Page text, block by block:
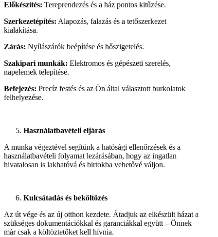
Előkészítés: Tereprendezés és a ház pontos kitűzése.
Szerkezetépítés: Alapozás, falazás és a tetőszerkezet
kialakítása.
Zárás: Nyílászárók beépítése és hőszigetelés.
Szakipari munkák: Elektromos és gépészeti szerelés,
napelemek telepítése.
Befejezés: Precíz festés és az Ön által választott burkolatok
felhelyezése.
Használatbavételi eljárás
A munka végeztével segítünk a hatósági ellenőrzések és a
használatbavételi folyamat lezárásában, hogy az ingatlan
hivatalosan is lakhatóvá és birtokba vehetővé váljon.
Kulcsátadás és beköltözés
Az út vége és az új otthon kezdete. Átadjuk az elkészült házat a
szükséges dokumentációkkal és garanciákkal együtt – Önnek
már csak a költöztetőket kell hívnia.